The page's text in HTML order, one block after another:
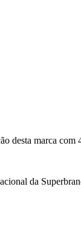
desta marca
da